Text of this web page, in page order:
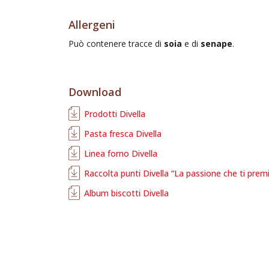
Allergeni
Può contenere tracce di soia e di senape.
Download
Prodotti Divella
Pasta fresca Divella
Linea forno Divella
Raccolta punti Divella “La passione che ti
Album biscotti Divella